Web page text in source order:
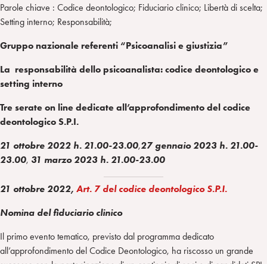
Parole chiave : Codice deontologico; Fiduciario clinico; Libertà di scelta;
Setting interno; Responsabilità;
Gruppo nazionale referenti “Psicoanalisi e giustizia”
La responsabilità dello psicoanalista: codice deontologico e
setting interno
Tre serate on line dedicate all’approfondimento del codice
deontologico S.P.I.
21 ottobre 2022 h. 21.00-23.00,27 gennaio 2023 h. 21.00-
23.00, 31 marzo 2023 h. 21.00-23.00
21 ottobre 2022, Art. 7 del codice deontologico S.P.I.
Nomina del fiduciario clinico
Il primo evento tematico, previsto dal programma dedicato
all’approfondimento del Codice Deontologico, ha riscosso un grande